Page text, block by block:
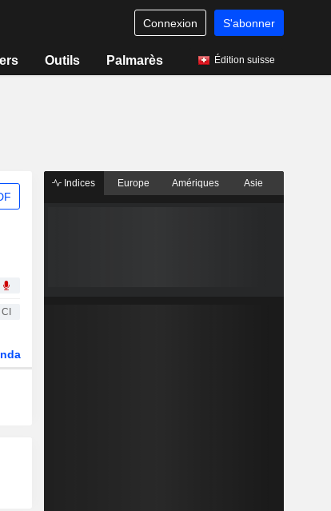
Connexion S'abonner
Outils Palmarès Édition suisse
CI
Indices Europe Amériques Asie